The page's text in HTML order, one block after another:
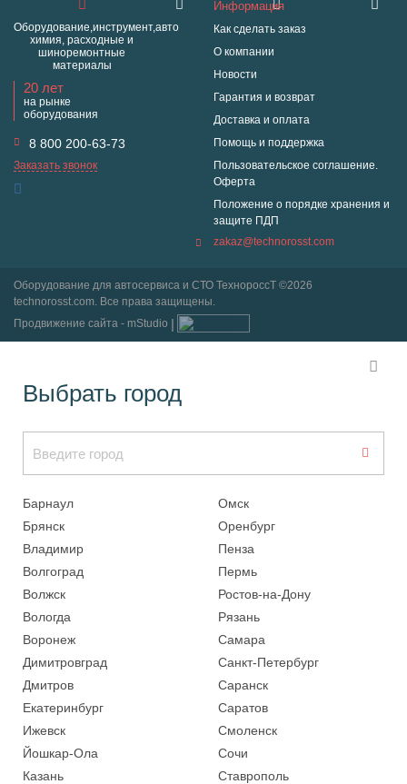
Оборудование,инструмент,авто
химия, расходные и
шиноремонтные
материалы
20 лет
на рынке
оборудования
8 800 200-63-73
Заказать звонок
Информация
Как сделать заказ
О компании
Новости
Гарантия и возврат
Доставка и оплата
Помощь и поддержка
Пользовательское соглашение.
Оферта
Положение о порядке хранения и
защите ПДП
zakaz@technorosst.com
Оборудование для автосервиса и СТО ТехнороссТ ©2026
technorosst.com. Все права защищены.
Продвижение сайта - mStudio
Выбрать город
Барнаул
Брянск
Владимир
Волгоград
Волжск
Вологда
Воронеж
Димитровград
Дмитров
Екатеринбург
Ижевск
Йошкар-Ола
Казань
Омск
Оренбург
Пенза
Пермь
Ростов-на-Дону
Рязань
Самара
Санкт-Петербург
Саранск
Саратов
Смоленск
Сочи
Ставрополь